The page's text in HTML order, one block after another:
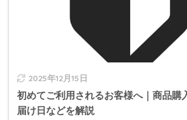
2025年12月15日
初めてご利用されるお客様へ｜商品購
届け日などを解説